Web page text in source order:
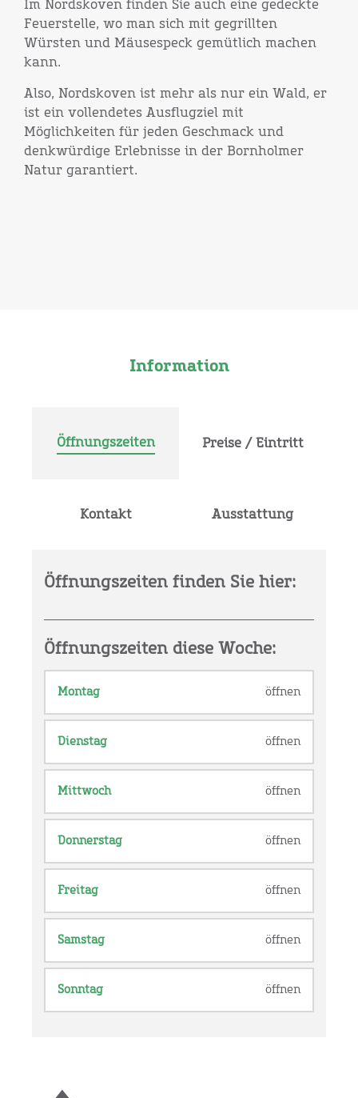
Im Nordskoven finden Sie auch eine gedeckte
Feuerstelle, wo man sich mit gegrillten
Würsten und Mäusespeck gemütlich machen
kann.
Also, Nordskoven ist mehr als nur ein Wald, er
ist ein vollendetes Ausflugziel mit
Möglichkeiten für jeden Geschmack und
denkwürdige Erlebnisse in der Bornholmer
Natur garantiert.
Information
Öffnungszeiten Preise / Eintritt
Kontakt Ausstattung
Öffnungszeiten finden Sie hier:
Öffnungszeiten diese Woche:
Montag öffnen
Dienstag öffnen
Mittwoch öffnen
Donnerstag öffnen
Freitag öffnen
Samstag öffnen
Sonntag öffnen